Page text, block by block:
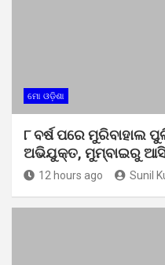
ମୋ ଓଡ଼ିଶା
୮ ବର୍ଷ ପରେ ମୁରିବାହାଲ
ଅଭିଯୁକ୍ତ, ମୁମ୍ବାଇରୁ ଆସି
12 hours ago Sunil